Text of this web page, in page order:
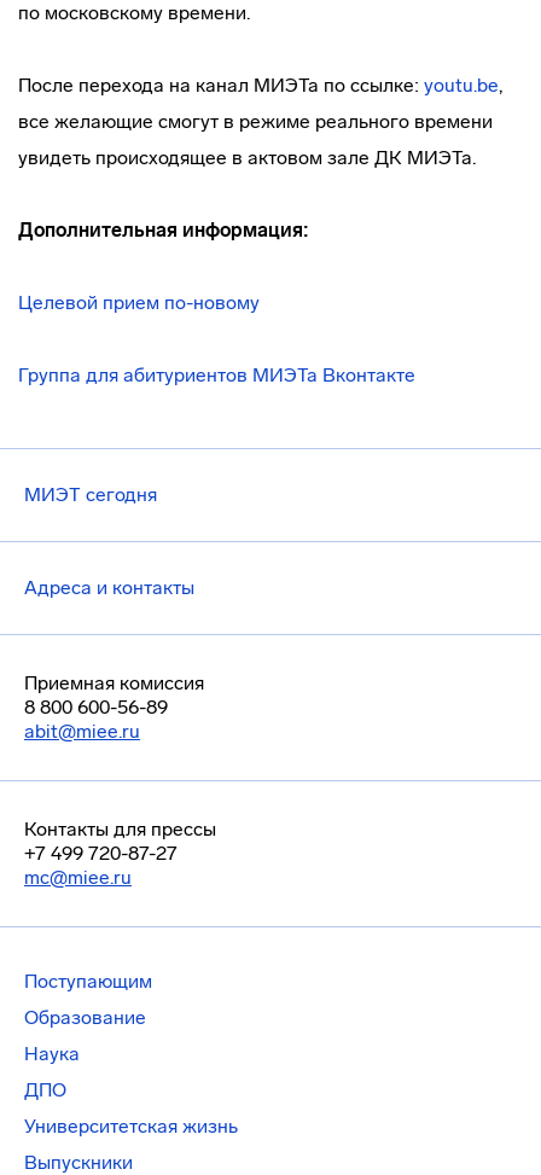
по московскому времени.
После перехода на канал МИЭТа по ссылке: youtu.be,
все желающие смогут в режиме реального времени
увидеть происходящее в актовом зале ДК МИЭТа.
Дополнительная информация:
Целевой прием по-новому
Группа для абитуриентов МИЭТа Вконтакте
МИЭТ сегодня
Адреса и контакты
Приемная комиссия
8 800 600-56-89
abit@miee.ru
Контакты для прессы
+7 499 720-87-27
mc@miee.ru
Поступающим
Образование
Наука
ДПО
Университетская жизнь
Выпускники